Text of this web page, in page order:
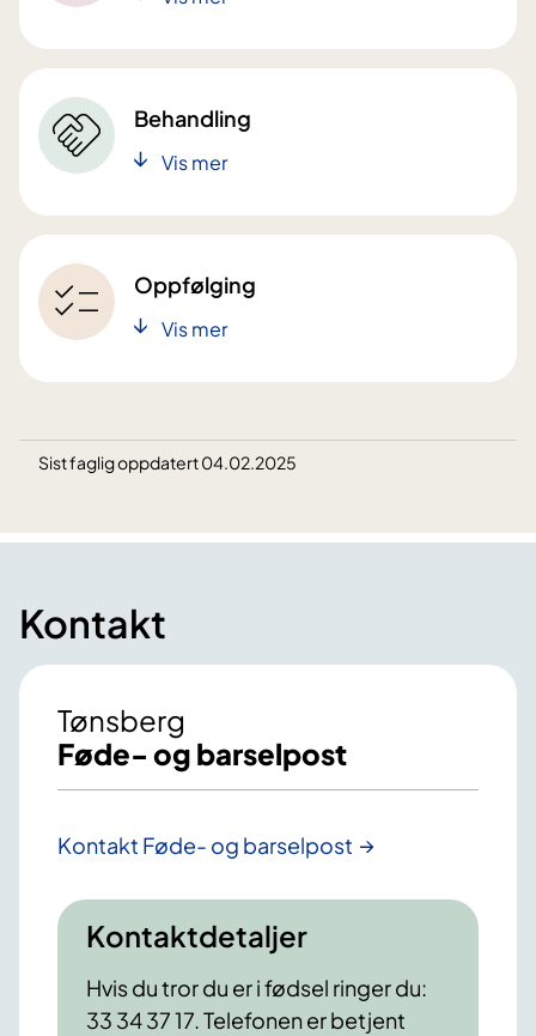
Behandling
Vis mer
Oppfølging
Vis mer
Sist faglig oppdatert 04.02.2025
Kontakt
Tønsberg
Føde- og barselpost
Kontakt Føde- og barselpost
Kontaktdetaljer
Hvis du tror du er i fødsel ringer du:
33 34 37 17. Telefonen er betjent